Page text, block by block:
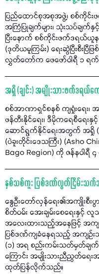
ပြည်ထောင်စုအစုအဖွဲ့၊ စစ်ကိုင်း
အကြံပြုချက်များ၊ သုံးသပ်ချက်
ပြီးနောက် စစ်ကိုင်းဖက်ဒရယ်ယူ
(ဒုတိယမူကြမ်း) ရေးဆွဲပြီးစီးပ
လွှတ်တော်က ဖေဖော်ဝါရီ ၁
အရှို (ချင်း) အမျိုးသားဖက်ဒရယ်က
စစ်အာဏာရှင်စနစ် ကျရှုံးရေး၊
ဖန်တီးနိုင်ရေး၊ ဒီမိုကရေစီရေးနှ
ဆောင်ရွက်နိုင်ရေးအတွက် အရှို (
(ပဲခူးတိုင်းဒေသကြီး) (Asho
Bago Region) ကို ဇန်နဝ
နှစ်သစ်ကူး ပြစ်ဒဏ်လွတ်ငြိမ်းသက်သ
နွေဦးတော်လှန်ရေး၏အကျိုးစီးပွ
စိတ်ဝမ်း အေးချမ်းစေရေးနှင့် လူ
အလေးထားသည့်အနေဖြင့် အကျ
ပြစ်ဒဏ်ကျခံနေရသည့် အကျဉ်းသ
(၁) အရ စည်းကမ်းသတ်မှတ်ချ
ကြောင်း အမျိုးသားညီညွတ်ရေး
ထုတ်ပြန်လိုက်သည်။